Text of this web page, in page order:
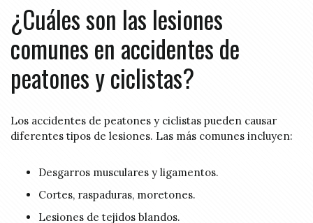
¿Cuáles son las lesiones
comunes en accidentes de
peatones y ciclistas?
Los accidentes de peatones y ciclistas pueden causar
diferentes tipos de lesiones. Las más comunes incluyen:
Desgarros musculares y ligamentos.
Cortes, raspaduras, moretones.
Lesiones de tejidos blandos.